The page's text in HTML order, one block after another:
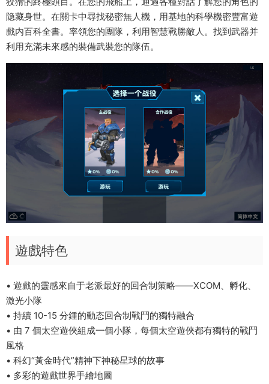
隐藏身世。在關卡中尋找秘密無人機，用基地的科學機密豐富遊
戲内百科全書。率領您的團隊，利用智慧戰勝敵人。找到武器并
利用充滿未來感的裝備武裝您的隊伍。
遊戲特色
• 遊戲的靈感來自于老派最好的回合制策略——XCOM、孵化、
激光小隊
• 持續 10-15 分鍾的動态回合制戰鬥的獨特融合
• 由 7 個太空遊俠組成一個小隊，每個太空遊俠都有獨特的戰鬥
風格
• 科幻“黃金時代”精神下神秘星球的故事
• 多彩的遊戲世界手繪地圖